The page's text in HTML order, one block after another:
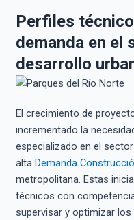
Perfiles
demanda en el
desarrollo
El crecimiento de
incrementado la
especializado en el
alta Demanda
metropolitana. Estas
técnicos con
supervisar y optimizar